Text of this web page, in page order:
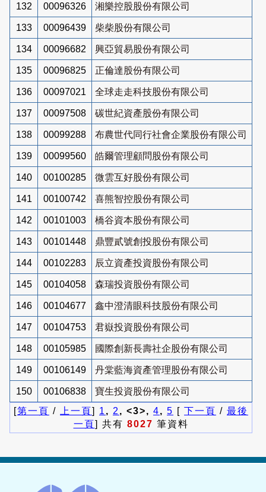
132 00096326 湘樂控股股份有限公司
133 00096439 柴柴股份有限公司
134 00096682 興亞貿易股份有限公司
135 00096825 正倫達股份有限公司
136 00097021 全球走走科技股份有限公司
137 00097508 碳世紀資產股份有限公司
138 00099288 布農世代同行社會企業股份有限公司
139 00099560 皓爾管理顧問股份有限公司
140 00100285 微雲互好股份有限公司
141 00100742 喜熊智控股份有限公司
142 00101003 橋谷資本股份有限公司
143 00101448 鼎豐貳號創投股份有限公司
144 00102283 辰立資產投資股份有限公司
145 00104058 森瑞投資股份有限公司
146 00104677 鑫中澄清眼科技股份有限公司
147 00104753 君嶽投資股份有限公司
148 00105985 國際創新長壽社企股份有限公司
149 00106149 丹棠藍海資產管理股份有限公司
150 00106838
寶生投資股份有限公司
[第一頁 / 上一頁] 1 , 2 , <3>, 4, 5 [ 下一頁 / 最後
一頁] 共有 8027 筆資料